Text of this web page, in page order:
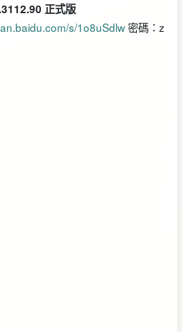
正式版
s/1o8uSdlw密碼：z